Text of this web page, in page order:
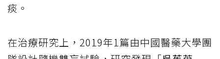
痰。
在治療研究上，2019年1篇由中國醫藥大學團